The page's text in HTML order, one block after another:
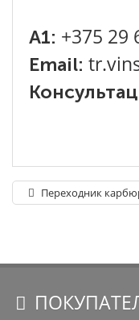
A1: +375 29
Email:
Переходник